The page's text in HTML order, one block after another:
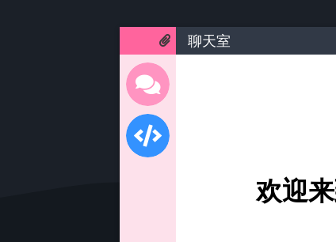
聊天室
欢迎